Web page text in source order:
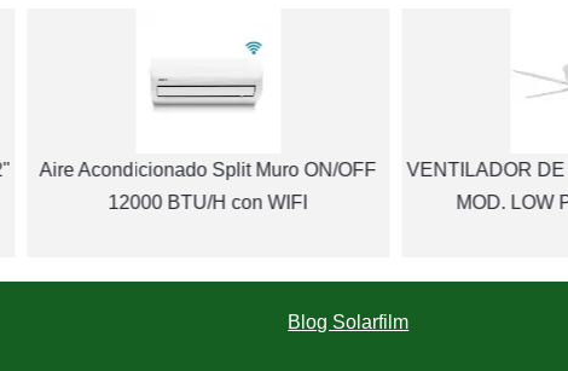
Aire Acondicionado Split Muro ON/OFF
12000 BTU/H con WIFI
VENTILADOR
MOD. LOW
Blog Solarfilm